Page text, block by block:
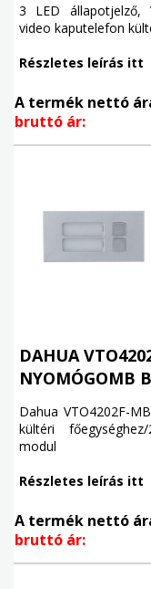
3 LED állapotjelző,
video kaputelefon
Részletes leírás itt
A termék nettó
bruttó ár:
DAHUA
NYOMÓGOMB
Dahua VTO4202F-
kültéri
modul
Részletes leírás itt
A termék nettó
bruttó ár: